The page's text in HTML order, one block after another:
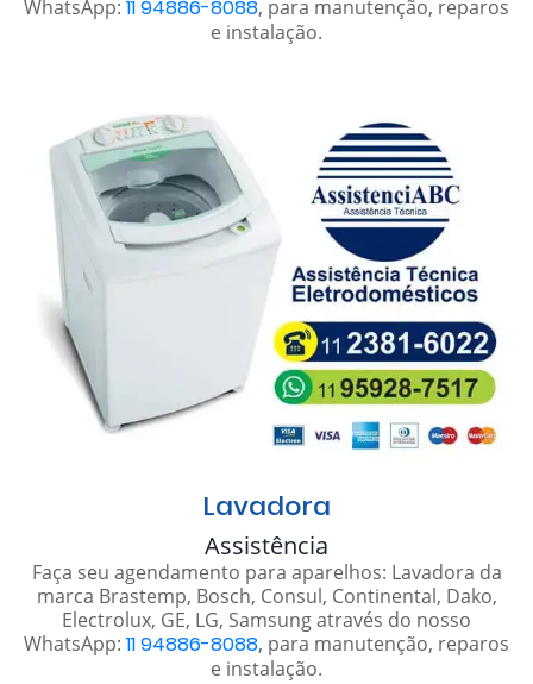
WhatsApp: 11 94886-8088, para manutenção, reparos
e instalação.
Lavadora
Assistência
Faça seu agendamento para aparelhos: Lavadora da
marca Brastemp, Bosch, Consul, Continental, Dako,
Electrolux, GE, LG, Samsung através do nosso
WhatsApp: 11 94886-8088, para manutenção, reparos
e instalação.